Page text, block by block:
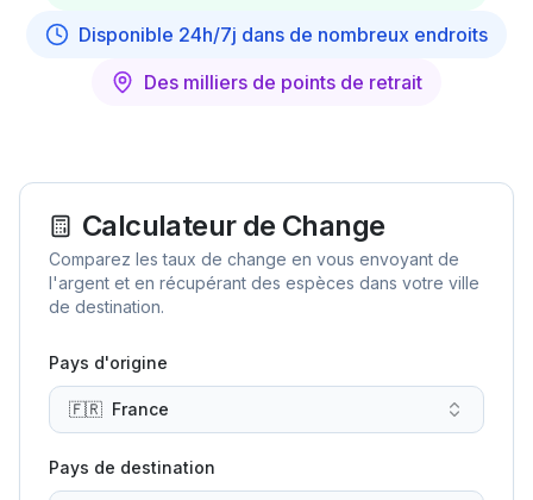
Disponible 24h/7j dans de nombreux endroits
Des milliers de points de retrait
Calculateur de Change
Comparez les taux de change en vous envoyant de
l'argent et en récupérant des espèces dans votre ville
de destination.
Pays d'origine
🇫🇷 France
Pays de destination